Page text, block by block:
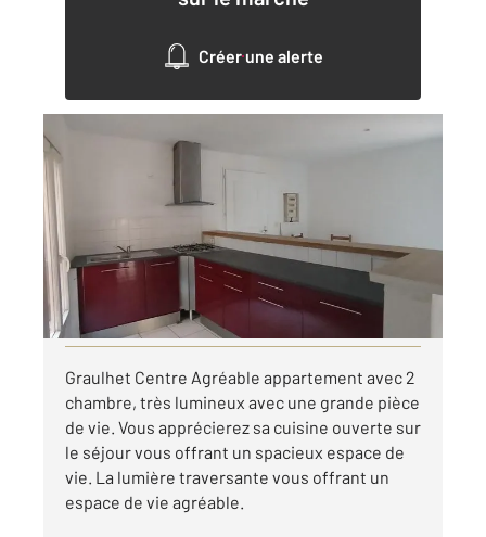
Créer une alerte
Appartement à louer
475 €
par mois charges comprises
Visiter le site dédié
Graulhet Centre Agréable appartement avec 2
chambre, très lumineux avec une grande pièce
de vie. Vous apprécierez sa cuisine ouverte sur
le séjour vous offrant un spacieux espace de
vie. La lumière traversante vous offrant un
espace de vie agréable.